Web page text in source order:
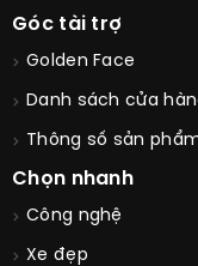
Góc tài trợ
Golden Face
Danh sách cửa
Thông số sản
Chọn nhanh
Công nghệ
Xe đẹp